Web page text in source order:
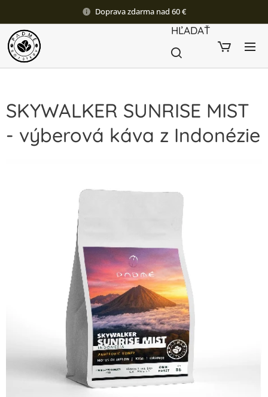
Doprava zdarma nad 60 €
HĽADAŤ
SKYWALKER SUNRISE MIST
- výberová káva z Indonézie